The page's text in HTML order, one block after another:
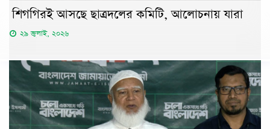
শিগগিরই আসছে ছাত্রদলের কমিটি, আলোচনায় যারা
২৯ জুলাই, ২০২৬